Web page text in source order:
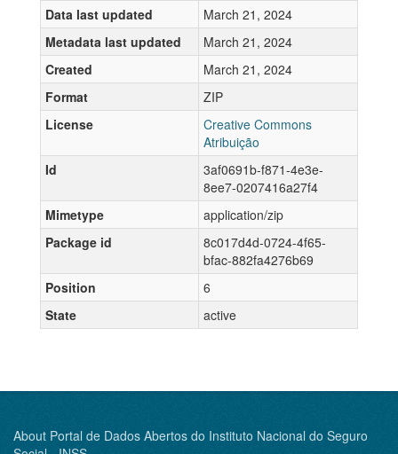
Data last updated
March 21, 2024
Metadata last updated
March 21, 2024
Created
March 21, 2024
Format
ZIP
License
Creative Commons
Atribuição
Id
3af0691b-f871-4e3e-
8ee7-0207416a27f4
Mimetype
application/zip
Package id
8c017d4d-0724-4f65-
bfac-882fa4276b69
Position
6
State
active
About Portal de Dados Abertos do Instituto Nacional do Seguro